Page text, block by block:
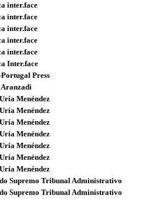
inter.face
inter.face
inter.face
inter.face
inter.face
Inter.face
Press
Menéndez
Menéndez
Menéndez
Menéndez
Menéndez
Menéndez
Menéndez
Supremo Tribunal Administrativo
Supremo Tribunal Administrativo